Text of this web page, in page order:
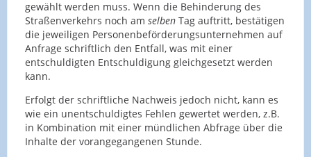
gewählt werden muss. Wenn die Behinderung des
Straßenverkehrs noch am selben Tag auftritt, bestätigen
die jeweiligen Personenbeförderungsunternehmen auf
Anfrage schriftlich den Entfall, was mit einer
entschuldigten Entschuldigung gleichgesetzt werden
kann.
Erfolgt der schriftliche Nachweis jedoch nicht, kann es
wie ein unentschuldigtes Fehlen gewertet werden, z.B.
in Kombination mit einer mündlichen Abfrage über die
Inhalte der vorangegangenen Stunde.